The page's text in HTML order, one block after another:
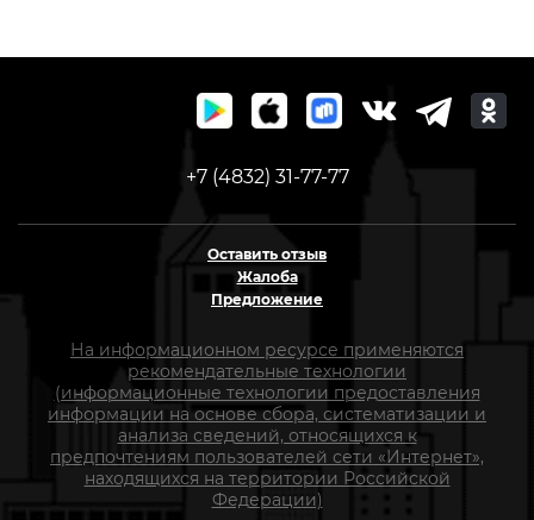
+7 (4832) 31-77-77
Оставить отзыв
Жалоба
Предложение
На информационном ресурсе применяются
рекомендательные технологии
(информационные технологии предоставления
информации на основе сбора, систематизации и
анализа сведений, относящихся к
предпочтениям пользователей сети «Интернет»,
находящихся на территории Российской
Федерации)